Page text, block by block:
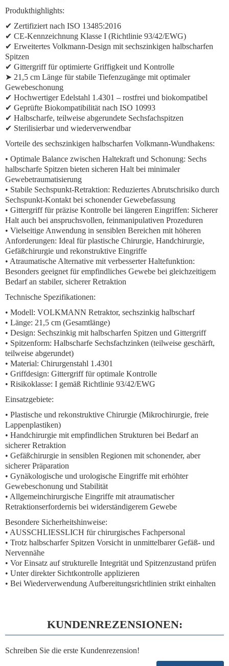
Produkthighlights:
✔ Zertifiziert nach ISO 13485:2016
✔ CE-Kennzeichnung Klasse I (Richtlinie 93/42/EWG)
✔ Erweitertes Volkmann-Design mit sechszinkigen halbscharfen
Spitzen
✔ Gittergriff für optimierte Griffigkeit und Kontrolle
➤ 21,5 cm Länge für stabile Tiefenzugänge mit optimaler
Gewebeschonung
✔ Hochwertiger Edelstahl 1.4301 – rostfrei und biokompatibel
✔ Geprüfte Biokompatibilität nach ISO 10993
✔ Halbscharfe, teilweise abgerundete Sechsfachspitzen
✔ Sterilisierbar und wiederverwendbar
Vorteile des sechszinkigen halbscharfen Volkmann-Wundhakens:
• Optimale Balance zwischen Haltekraft und Schonung: Sechs
halbscharfe Spitzen bieten sicheren Halt bei minimaler
Gewebetraumatisierung
• Stabile Sechspunkt-Retraktion: Reduziertes Abrutschrisiko durch
Sechspunkt-Kontakt bei schonender Gewebefassung
• Gittergriff für präzise Kontrolle bei längeren Eingriffen: Sicherer
Halt auch bei anspruchsvollen, feinmanipulativen Prozeduren
• Vielseitige Anwendung in sensiblen Bereichen mit höheren
Anforderungen: Ideal für plastische Chirurgie, Handchirurgie,
Gefäßchirurgie und rekonstruktive Eingriffe
• Atraumatische Alternative mit verbesserter Haltefunktion:
Besonders geeignet für empfindliches Gewebe bei gleichzeitigem
Bedarf an stabiler, sicherer Retraktion
Technische Spezifikationen:
• Modell: VOLKMANN Retraktor, sechszinkig halbscharf
• Länge: 21,5 cm (Gesamtlänge)
• Design: Sechszinkig mit halbscharfen Spitzen und Gittergriff
• Spitzenform: Halbscharfe Sechsfachzinken (teilweise geschärft,
teilweise abgerundet)
• Material: Chirurgenstahl 1.4301
• Griffdesign: Gittergriff für optimale Kontrolle
• Risikoklasse: I gemäß Richtlinie 93/42/EWG
Einsatzgebiete:
• Plastische und rekonstruktive Chirurgie (Mikrochirurgie, freie
Lappenplastiken)
• Handchirurgie mit empfindlichen Strukturen bei Bedarf an
sicherer Retraktion
• Gefäßchirurgie in sensiblen Regionen mit schonender, aber
sicherer Präparation
• Gynäkologische und urologische Eingriffe mit erhöhter
Gewebeschonung und Stabilität
• Allgemeinchirurgische Eingriffe mit atraumatischer
Retraktionserfordernis bei widerständigerem Gewebe
Besondere Sicherheitshinweise:
• AUSSCHLIESSLICH für chirurgisches Fachpersonal
• Trotz halbscharfer Spitzen Vorsicht in unmittelbarer Gefäß- und
Nervennähe
• Vor Einsatz auf strukturelle Integrität und Spitzenzustand prüfen
• Unter direkter Sichtkontrolle applizieren
• Bei Wiederverwendung Aufbereitungsrichtlinien strikt einhalten
KUNDENREZENSIONEN:
Schreiben Sie die erste Kundenrezension!